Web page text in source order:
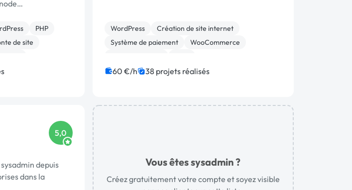
[URL MASQUÉE],
PHP
de site
WordPress
Création de site internet
Système de paiement
WooCommerce
Migration ou refonte de site
60 €/h 38 projets réalisés
5,0
depuis
dans la
Vous êtes sysadmin ?
Créez gratuitement votre compte et soyez visible